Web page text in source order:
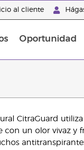
al cliente
Oportunidad
CitraGuard
un olor vivaz y